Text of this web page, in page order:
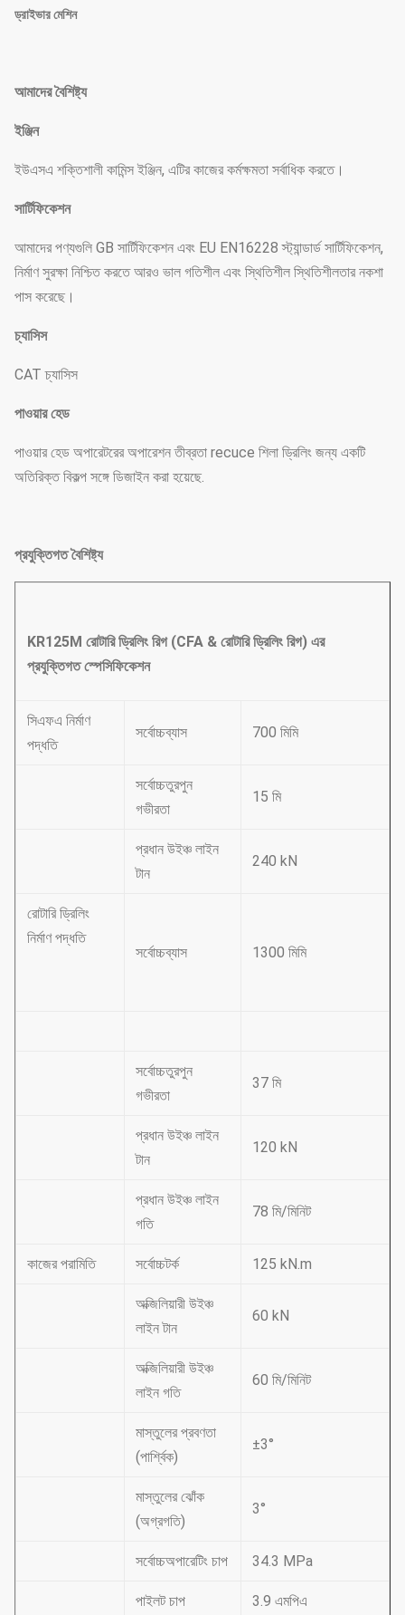
ড্রাইভার মেশিন
আমাদের বৈশিষ্ট্য
ইঞ্জিন
ইউএসএ শক্তিশালী কামিন্স ইঞ্জিন, এটির কাজের কর্মক্ষমতা সর্বাধিক করতে।
সার্টিফিকেশন
আমাদের পণ্যগুলি GB সার্টিফিকেশন এবং EU EN16228 স্ট্যান্ডার্ড সার্টিফিকেশন,
নির্মাণ সুরক্ষা নিশ্চিত করতে আরও ভাল গতিশীল এবং স্থিতিশীল স্থিতিশীলতার নকশা
পাস করেছে।
চ্যাসিস
CAT চ্যাসিস
পাওয়ার হেড
পাওয়ার হেড অপারেটরের অপারেশন তীব্রতা recuce শিলা ড্রিলিং জন্য একটি
অতিরিক্ত বিকল্প সঙ্গে ডিজাইন করা হয়েছে.
প্রযুক্তিগত বৈশিষ্ট্য
KR125M রোটারি ড্রিলিং রিগ (CFA & রোটারি ড্রিলিং রিগ) এর
প্রযুক্তিগত স্পেসিফিকেশন
সিএফএ নির্মাণ
পদ্ধতি
সর্বোচ্চব্যাস 700 মিমি
সর্বোচ্চতুরপুন
গভীরতা
15 মি
প্রধান উইঞ্চ লাইন
টান
240 kN
রোটারি ড্রিলিং
নির্মাণ পদ্ধতি
সর্বোচ্চব্যাস
1300 মিমি
সর্বোচ্চতুরপুন
গভীরতা
37 মি
প্রধান উইঞ্চ লাইন
টান
120 kN
প্রধান উইঞ্চ লাইন
গতি
78 মি/মিনিট
কাজের পরামিতি সর্বোচ্চটর্ক 125 kN.m
অক্জিলিয়ারী উইঞ্চ
লাইন টান
60 kN
অক্জিলিয়ারী উইঞ্চ
লাইন গতি
60 মি/মিনিট
মাস্তুলের প্রবণতা
(পার্শ্বিক)
±3°
মাস্তুলের ঝোঁক
(অগ্রগতি)
3°
সর্বোচ্চঅপারেটিং চাপ 34.3 MPa
পাইলট চাপ 3.9 এমপিএ